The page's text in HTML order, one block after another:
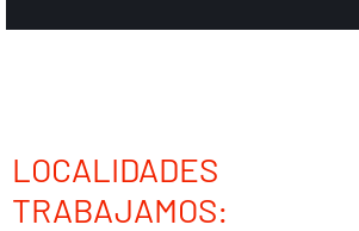
LOCALIDADES
TRABAJAMOS: